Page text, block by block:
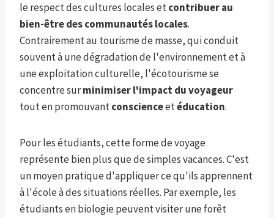
le respect des cultures locales etcontribuer au
bien-être des communautés locales.
Contrairement au tourisme de masse, qui conduit
souvent à une dégradation de l'environnement et à
une exploitation culturelle, l'écotourisme se
concentre surminimiser l'impact du voyageur
tout en promouvantconscienceetéducation.
Pour les étudiants, cette forme de voyage
représente bien plus que de simples vacances. C'est
un moyen pratique d'appliquer ce qu'ils apprennent
à l'école à des situations réelles. Par exemple, les
étudiants en biologie peuvent visiter une forêt